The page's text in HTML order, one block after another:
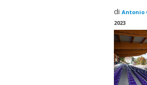
di Antonio
2023